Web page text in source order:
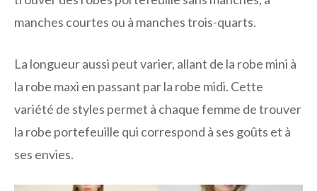
manches courtes ou à manches trois-quarts.
La longueur aussi peut varier, allant de la robe mini à
la robe maxi en passant par la robe midi. Cette
variété de styles permet à chaque femme de trouver
la robe portefeuille qui correspond à ses goûts et à
ses envies.